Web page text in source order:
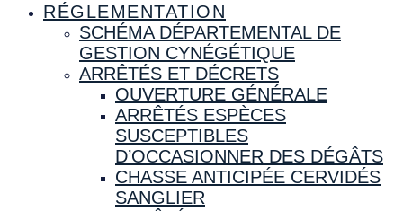
RÉGLEMENTATION
SCHÉMA DÉPARTEMENTAL DE
GESTION CYNÉGÉTIQUE
ARRÊTÉS ET DÉCRETS
OUVERTURE GÉNÉRALE
ARRÊTÉS ESPÈCES
SUSCEPTIBLES
D’OCCASIONNER DES DÉGÂTS
CHASSE ANTICIPÉE CERVIDÉS
SANGLIER